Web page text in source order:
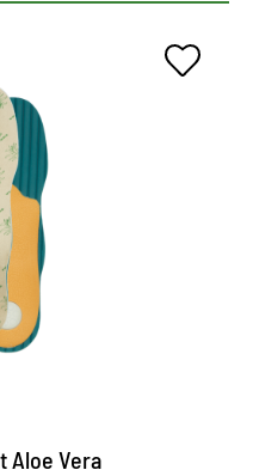
forma natural
con aloe vera
de uso
la humedad
cuida la piel de los pies
Aloe Vera